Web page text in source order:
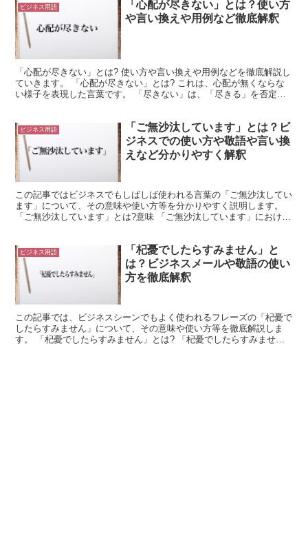
ビジネス用語
「心配が尽きない」とは？使い方
や言い換えや用例など徹底解釈
「心配が尽きない」とは? 使い方や言い換えや用例などを徹底解説し
ていきます。 「心配が尽きない」とは? これは、心配が無くならな
い様子を表現した言葉です。 「尽きない」は、「尽きる」を否定形
ビジネス用語
「ご無沙汰しています」とは？ビ
ジネスでの使い方や敬語や言い換
えなど分かりやすく解釈
この記事ではビジネスでもしばしば使われる言葉の「ご無沙汰してい
ます」について、その意味や使い方等を分かりやすく説明します。
「ご無沙汰しています」とは?意味 「ご無沙汰しています」における
ビジネス用語
「杞憂でしたらすみません」と
は？ビジネスメールや敬語の使い
方を徹底解釈
この記事では、ビジネスシーンでもよく使われるフレーズの「杞憂で
したらすみません」について、その意味や使い方等を徹底解説しま
す。 「杞憂でしたらすみません」とは? 「杞憂でしたらすみませ